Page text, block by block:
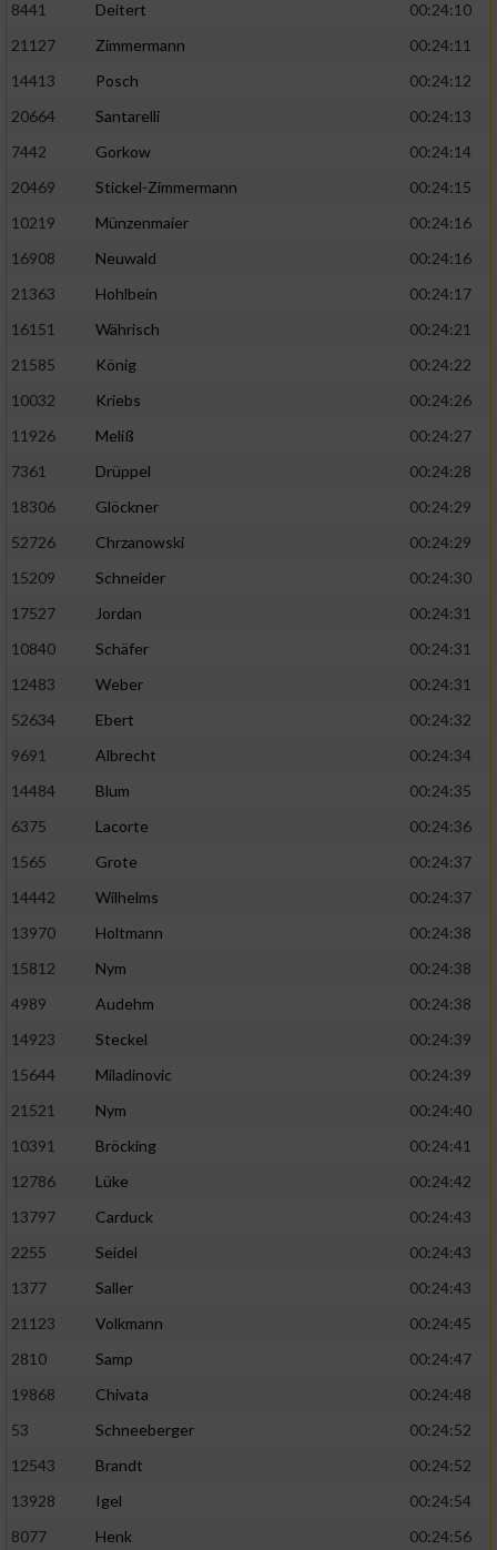
8441 Deitert
00:24:10
21127
Zimmermann
00:24:11
14413
Posch
00:24:12
20664
Santarelli
00:24:13
7442
Gorkow
00:24:14
20469
Stickel-Zimmermann
00:24:15
10219
Münzenmaier
00:24:16
16908
Neuwald
00:24:16
21363
Hohlbein
00:24:17
16151
Währisch
00:24:21
21585
König
00:24:22
10032
Kriebs
00:24:26
11926
Meliß
00:24:27
7361
Drüppel
00:24:28
18306
Glöckner
00:24:29
52726
Chrzanowski
00:24:29
15209
Schneider
00:24:30
17527
Jordan
00:24:31
10840
Schäfer
00:24:31
12483
Weber
00:24:31
52634
Ebert
00:24:32
9691
Albrecht
00:24:34
14484
Blum
00:24:35
6375
Lacorte
00:24:36
1565
Grote
00:24:37
14442
Wilhelms
00:24:37
13970
Holtmann
00:24:38
15812
Nym
00:24:38
4989
Audehm
00:24:38
14923
Steckel
00:24:39
15644
Miladinovic
00:24:39
21521
Nym
00:24:40
10391
Bröcking
00:24:41
12786
Lüke
00:24:42
13797
Carduck
00:24:43
2255
Seidel
00:24:43
1377
Saller
00:24:43
21123
Volkmann
00:24:45
2810
Samp
00:24:47
19868
Chivata
00:24:48
53
Schneeberger
00:24:52
12543
Brandt
00:24:52
13928
Igel
00:24:54
8077
Henk
00:24:56